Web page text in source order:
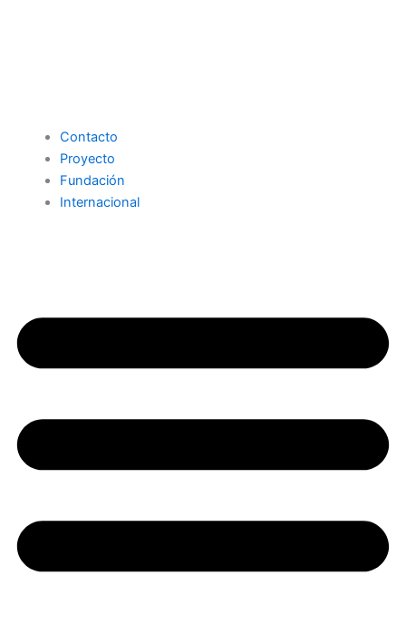
Contacto
Proyecto
Fundación
Internacional